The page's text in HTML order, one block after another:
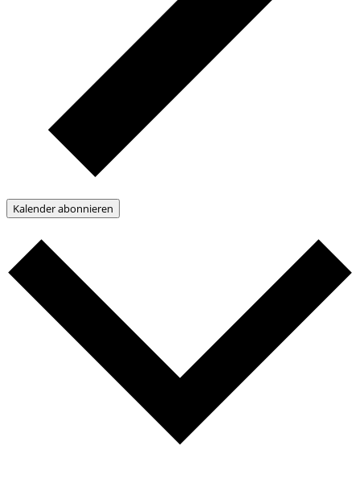
Kalender abonnieren